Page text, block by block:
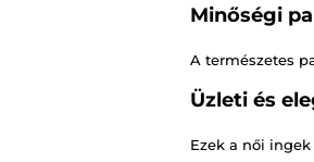
Minőségi
A természetes
Üzleti és
Ezek a női